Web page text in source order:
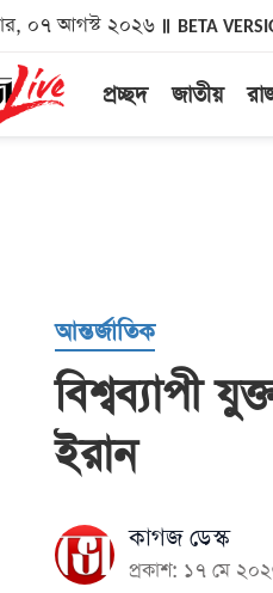
০৭ আগস্ট ২০২৬ BETA
প্রচ্ছদ জাতীয়
আন্তর্জাতিক
বিশ্বব্যাপী
ইরান
কাগজ ডেস্ক
প্রকাশ: ১৭ মে